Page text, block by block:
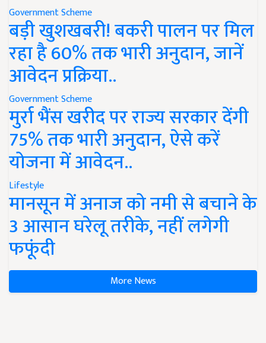
Government Scheme
बड़ी खुशखबरी! बकरी पालन पर मिल
रहा है 60% तक भारी अनुदान, जानें
आवेदन प्रक्रिया..
Government Scheme
मुर्रा भैंस खरीद पर राज्य सरकार देंगी
75% तक भारी अनुदान, ऐसे करें
योजना में आवेदन..
Lifestyle
मानसून में अनाज को नमी से बचाने के
3 आसान घरेलू तरीके, नहीं लगेगी
फफूंदी
More News